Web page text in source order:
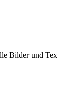
und